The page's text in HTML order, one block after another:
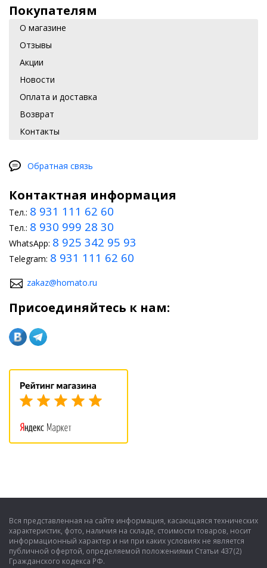
Покупателям
О магазине
Отзывы
Акции
Новости
Оплата и доставка
Возврат
Контакты
Обратная связь
Контактная информация
Тел.: 8 931 111 62 60
Тел.: 8 930 999 28 30
WhatsApp: 8 925 342 95 93
Telegram: 8 931 111 62 60
zakaz@homato.ru
Присоединяйтесь к нам:
Вся представленная на сайте информация, касающаяся технических
характеристик, фото, наличия на складе, стоимости товаров, носит
информационный характер и ни при каких условиях не является
публичной офертой, определяемой положениями Статьи 437(2)
Гражданского кодекса РФ.